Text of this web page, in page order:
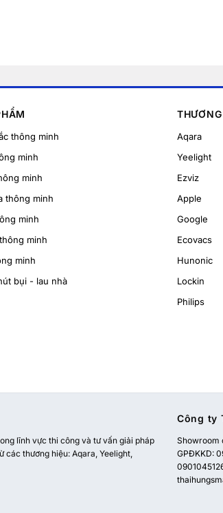
thông minh
minh
minh
thông minh
minh
minh
minh
bụi - lau nhà
Aqara
Yeelight
Ezviz
Apple
Google
Ecovacs
Hunonic
Lockin
Philips
lĩnh vực thi công và tư vấn giải pháp
các thương hiệu: Aqara, Yeelight,
Công ty
Showroom
GPĐKKD: